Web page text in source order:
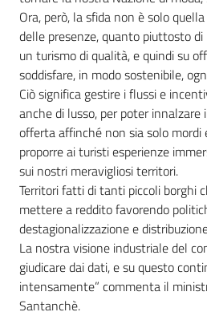
Ora, però, la sfida non è solo
delle presenze, quanto piuttosto
un turismo di qualità, e quindi su
soddisfare, in modo sostenibile,
Ciò significa gestire i flussi e
anche di lusso, per poter
offerta affinché non sia solo mordi
proporre ai turisti esperienze
sui nostri meravigliosi territori.
Territori fatti di tanti piccoli borghi
mettere a reddito favorendo
destagionalizzazione e
La nostra visione industriale del
giudicare dai dati, e su questo
intensamente” commenta il
Santanchè.